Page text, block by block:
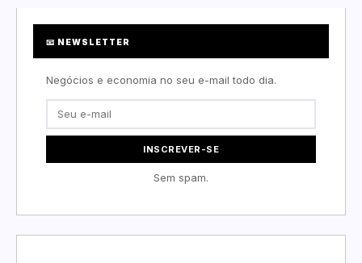
📧 NEWSLETTER
Negócios e economia no seu e-mail todo dia.
INSCREVER-SE
Sem spam.